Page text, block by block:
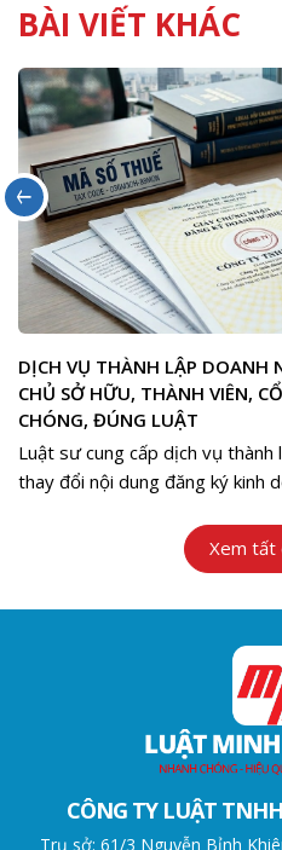
BÀI VIẾT KHÁC
DỊCH VỤ THÀNH LẬP DOANH NGHIỆP, THAY ĐỔI
CHỦ SỞ HỮU, THÀNH VIÊN,
CHÓNG, ĐÚNG LUẬT
Luật sư cung cấp dịch vụ thành
thay đổi nội dung đăng ký kinh
Xem tất
CÔNG TY LUẬT
Trụ sở: 61/3 Nguyễn Bỉnh